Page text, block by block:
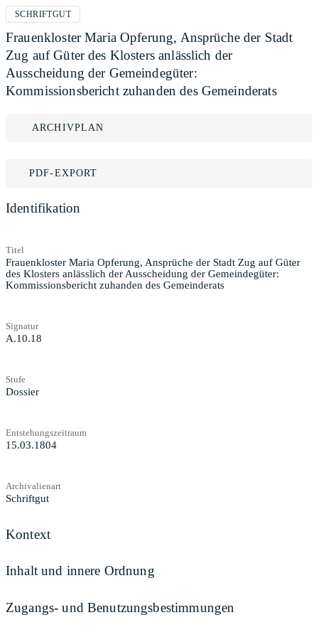
SCHRIFTGUT
Frauenkloster Maria Opferung, Ansprüche der Stadt
Zug auf Güter des Klosters anlässlich der
Ausscheidung der Gemeindegüter:
Kommissionsbericht zuhanden des Gemeinderats
ARCHIVPLAN
PDF-EXPORT
Identifikation
Titel
Frauenkloster Maria Opferung, Ansprüche der Stadt Zug auf Güter
des Klosters anlässlich der Ausscheidung der Gemeindegüter:
Kommissionsbericht zuhanden des Gemeinderats
Signatur
A.10.18
Stufe
Dossier
Entstehungszeitraum
15.03.1804
Archivalienart
Schriftgut
Kontext
Inhalt und innere Ordnung
Zugangs- und Benutzungsbestimmungen